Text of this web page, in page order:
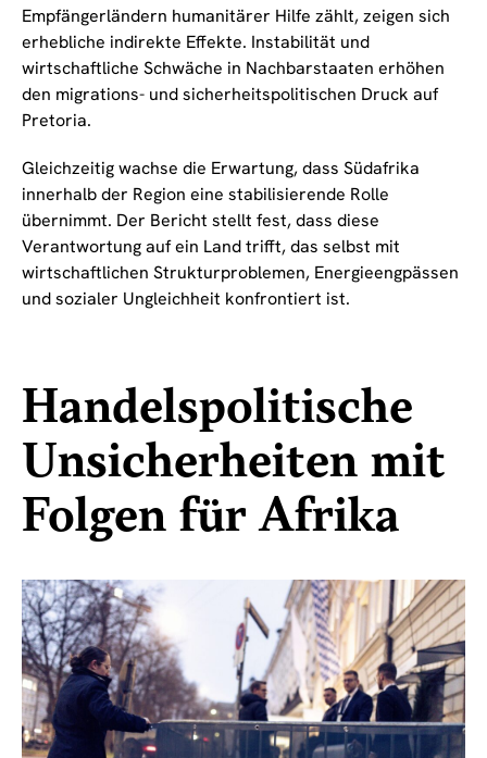
Empfängerländern humanitärer Hilfe zählt, zeigen sich
erhebliche indirekte Effekte. Instabilität und
wirtschaftliche Schwäche in Nachbarstaaten erhöhen
den migrations- und sicherheitspolitischen Druck auf
Pretoria.
Gleichzeitig wachse die Erwartung, dass Südafrika
innerhalb der Region eine stabilisierende Rolle
übernimmt. Der Bericht stellt fest, dass diese
Verantwortung auf ein Land trifft, das selbst mit
wirtschaftlichen Strukturproblemen, Energieengpässen
und sozialer Ungleichheit konfrontiert ist.
Handelspolitische
Unsicherheiten mit
Folgen für Afrika